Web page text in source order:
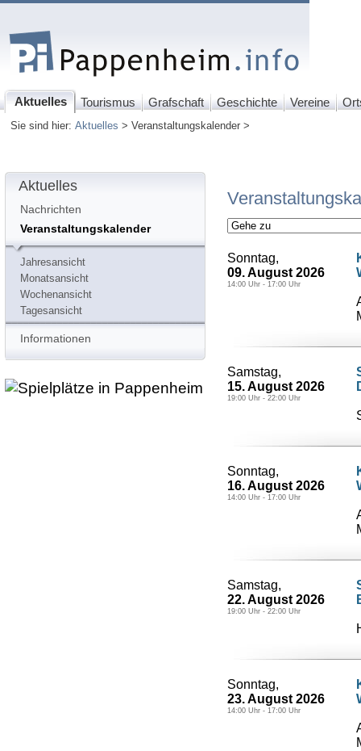
Aktuelles Tourismus Grafschaft Geschichte Vereine
Sie sind hier:Aktuelles > Veranstaltungskalender >
Aktuelles
Nachrichten
Veranstaltungskalender
Jahresansicht
Monatsansicht
Wochenansicht
Tagesansicht
Informationen
Sonntag,
09. August 2026
14:00 Uhr - 17:00 Uhr
Samstag,
15. August 2026
19:00 Uhr - 22:00 Uhr
Sonntag,
16. August 2026
14:00 Uhr - 17:00 Uhr
Samstag,
22. August 2026
19:00 Uhr - 22:00 Uhr
Sonntag,
23. August 2026
14:00 Uhr - 17:00 Uhr